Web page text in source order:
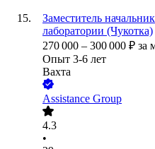
Заместитель
лаборатории (Чукотка)
270 000 – 300 000 ₽ за
Опыт 3-6 лет
Вахта
Assistance Group
4.3
•